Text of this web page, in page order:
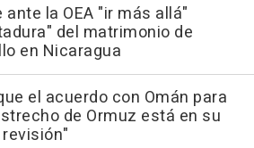
ante la OEA "ir más allá"
del matrimonio de
en Nicaragua
el acuerdo con Omán para
de Ormuz está en su